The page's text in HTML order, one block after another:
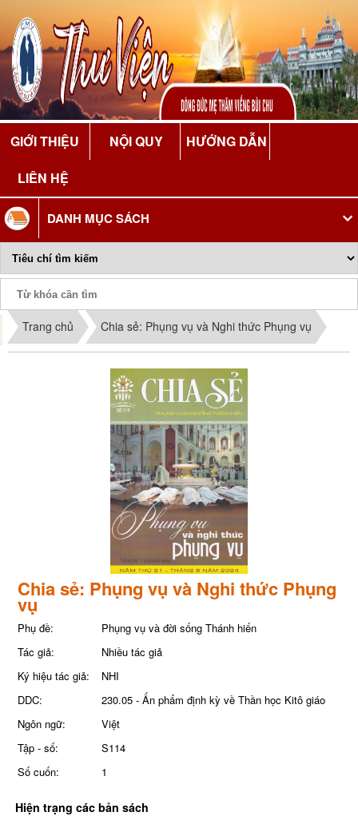
GIỚI THIỆU NỘI QUY
HƯỚNG DẪN
LIÊN HỆ
DANH MỤC SÁCH
Phiếu Sách
Trang chủ Chia sẻ: Phụng vụ và Nghi thức Phụng vụ
Chia sẻ: Phụng vụ và Nghi thức Phụng
vụ
Phụ đề:
Phụng vụ và đời sống Thánh hiến
Tác giả:
Nhiều tác giả
Ký hiệu tác giả:
NHI
DDC:
230.05 - Ấn phẩm định kỳ về Thần học Kitô giáo
Ngôn ngữ:
Việt
Tập - số:
S114
Số cuốn:
1
Hiện trạng các bản sách